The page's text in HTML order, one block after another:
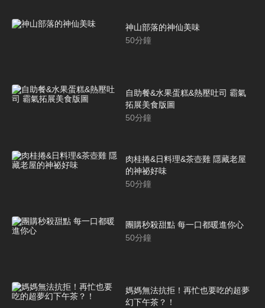
神山部落的神仙美味
50分鐘
自助餐&水果蛋糕&熱壓吐司 霸氣
拓展美食版圖
50分鐘
肉桂捲&日料理&茶壺雞 隱藏老屋
的神祕好味
50分鐘
團購秒殺甜點 每一口都暖進你心
50分鐘
媽媽無法抗拒！再忙也要吃的超夢
幻下午茶？！